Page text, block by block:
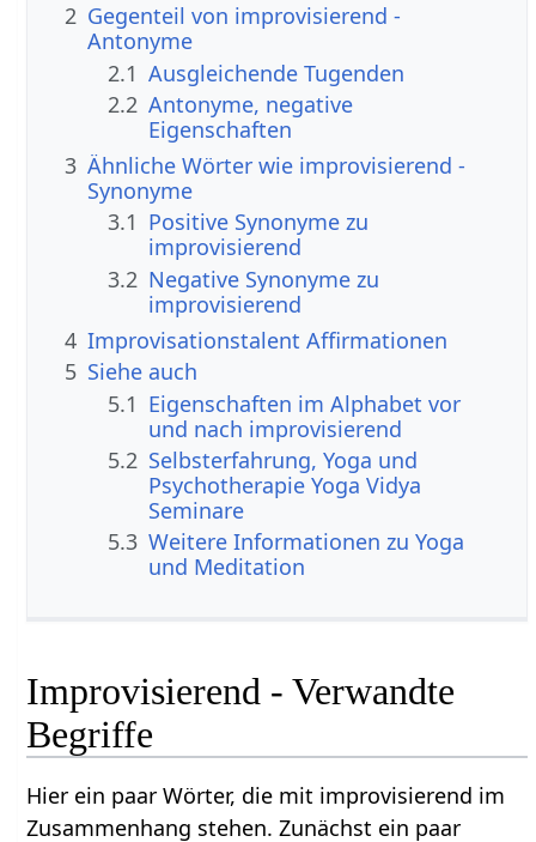
2 Gegenteil von improvisierend -
Antonyme
2.1 Ausgleichende Tugenden
2.2 Antonyme, negative
Eigenschaften
3 Ähnliche Wörter wie improvisierend -
Synonyme
3.1 Positive Synonyme zu
improvisierend
3.2 Negative Synonyme zu
improvisierend
4 Improvisationstalent Affirmationen
5 Siehe auch
5.1 Eigenschaften im Alphabet vor
und nach improvisierend
5.2 Selbsterfahrung, Yoga und
Psychotherapie Yoga Vidya
Seminare
5.3 Weitere Informationen zu Yoga
und Meditation
Improvisierend - Verwandte
Begriffe
Hier ein paar Wörter, die mit improvisierend im
Zusammenhang stehen. Zunächst ein paar